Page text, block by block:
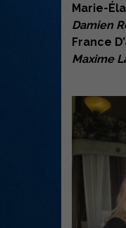
Marie-
Damien
France
Maxime